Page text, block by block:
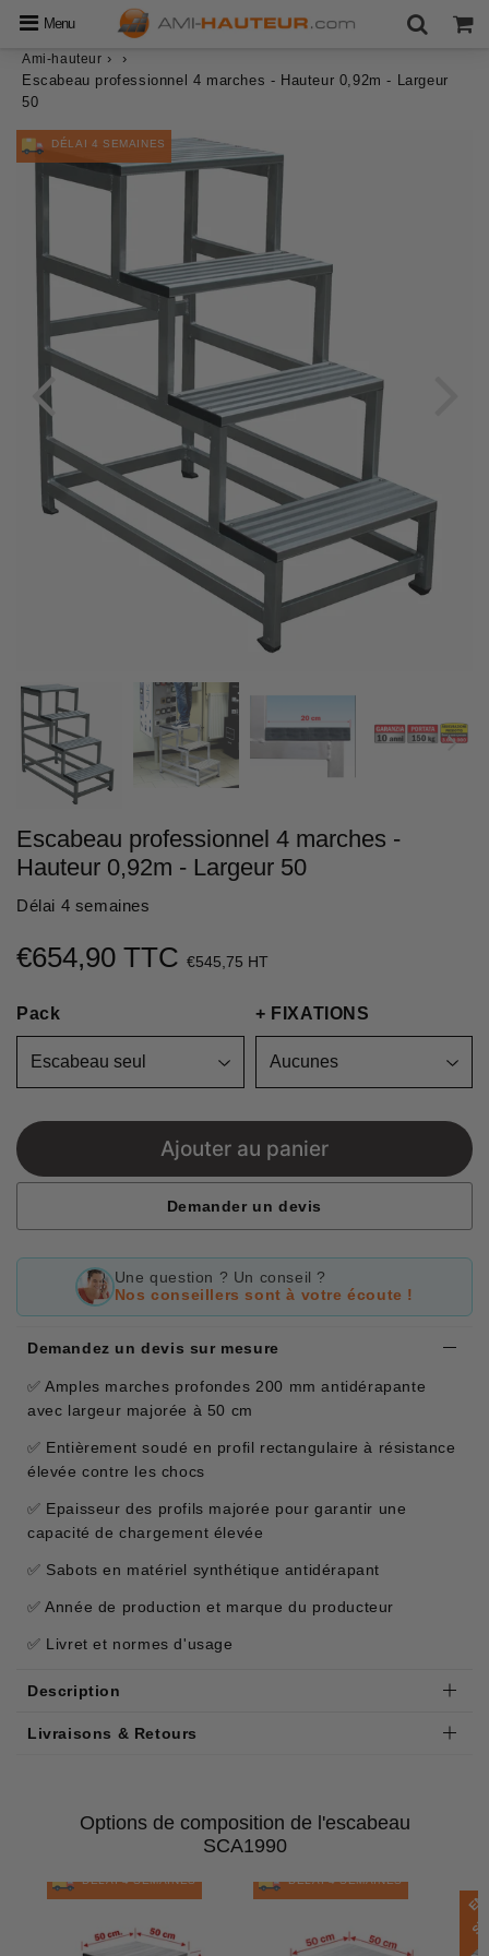
Menu
Ami-hauteur ›
›
Escabeau professionnel 4 marches - Hauteur 0,92m - Largeur
50
DÉLAI 4 SEMAINES
Escabeau professionnel 4 marches -
Hauteur 0,92m - Largeur 50
Délai 4 semaines
€654,90 TTC €545,75 HT
price
Pack + FIXATIONS
Ajouter au panier
Demander un devis
Une question ? Un conseil ?
Nos conseillers sont à votre écoute !
Demandez un devis sur mesure
✅ Amples marches profondes 200 mm antidérapante
avec largeur majorée à 50 cm
✅ Entièrement soudé en profil rectangulaire à résistance
élevée contre les chocs
✅ Epaisseur des profils majorée pour garantir une
capacité de chargement élevée
✅ Sabots en matériel synthétique antidérapant
✅ Année de production et marque du producteur
✅ Livret et normes d'usage
Description
Livraisons & Retours
Options de composition de l'escabeau
SCA1990
DÉLAI 4 SEMAINES DÉLAI 4 SEMAINES
E
N
S
T
O
C